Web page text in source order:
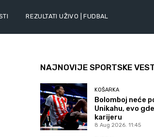
REZULTATI UŽIVO | FUDBAL
NAJNOVIJE SPORTSKE
KOŠARKA
Bolomboj neće
Unikahu, evo
karijeru
8 Aug 2026. 11:45